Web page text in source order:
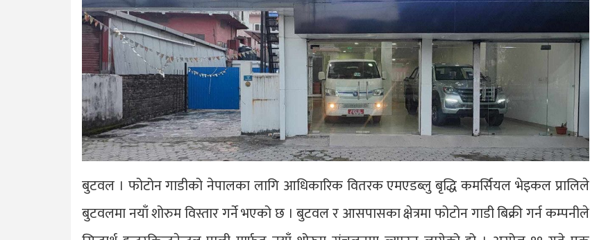
बुटवल । फोटोन गाडीको नेपालका लागि आधिकारिक वितरक एमएडब्लु बृद्धि कमर्सियल भेइकल प्रालिले
बुटवलमा नयाँ शोरुम विस्तार गर्ने भएको छ । बुटवल र आसपासका क्षेत्रमा फोटोन गाडी बिक्री गर्न कम्पनीले